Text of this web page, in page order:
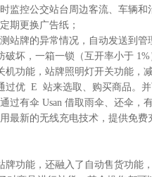
监控公交站台周边客流、车辆和
期更换广告纸；
站牌的异常情况，自动发送到管
破坏，一箱一锁（互开率小于
机功能，站牌照明灯开关功能，
过优 E 站来选取、购买商品。
过有伞 Usan 借取雨伞、还伞，
最新的无线充电技术，提供免费
牌功能，还融入了自动售货功能